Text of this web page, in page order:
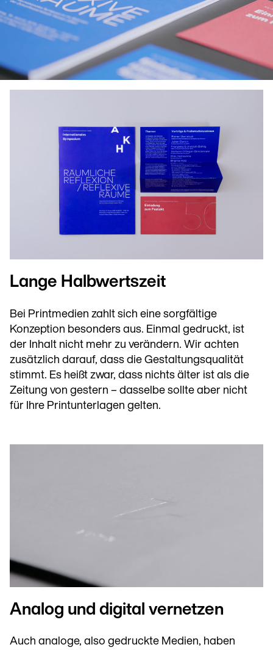
Lange Halbwertszeit
Bei Printmedien zahlt sich eine sorgfältige
Konzeption besonders aus. Einmal gedruckt, ist
der Inhalt nicht mehr zu verändern. Wir achten
zusätzlich darauf, dass die Gestaltungsqualität
stimmt. Es heißt zwar, dass nichts älter ist als die
Zeitung von gestern – dasselbe sollte aber nicht
für Ihre Printunterlagen gelten.
Analog und digital vernetzen
Auch analoge, also gedruckte Medien, haben